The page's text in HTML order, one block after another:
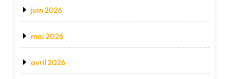
juin 2026
mai 2026
avril 2026